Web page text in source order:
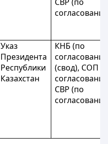
Указ
Президента
Республики
Казахстан
КНБ (по
(свод), СОП
СВР (по